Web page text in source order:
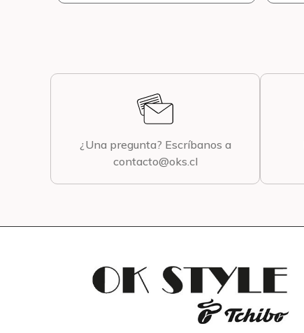
¿Una pregunta? Escríbanos a
contacto@oks.cl